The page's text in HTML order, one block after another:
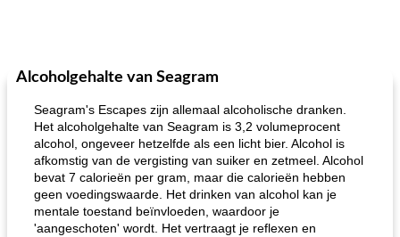
Alcoholgehalte van Seagram
Seagram's Escapes zijn allemaal alcoholische dranken.
Het alcoholgehalte van Seagram is 3,2 volumeprocent
alcohol, ongeveer hetzelfde als een licht bier. Alcohol is
afkomstig van de vergisting van suiker en zetmeel. Alcohol
bevat 7 calorieën per gram, maar die calorieën hebben
geen voedingswaarde. Het drinken van alcohol kan je
mentale toestand beïnvloeden, waardoor je
'aangeschoten' wordt. Het vertraagt ​​je reflexen en